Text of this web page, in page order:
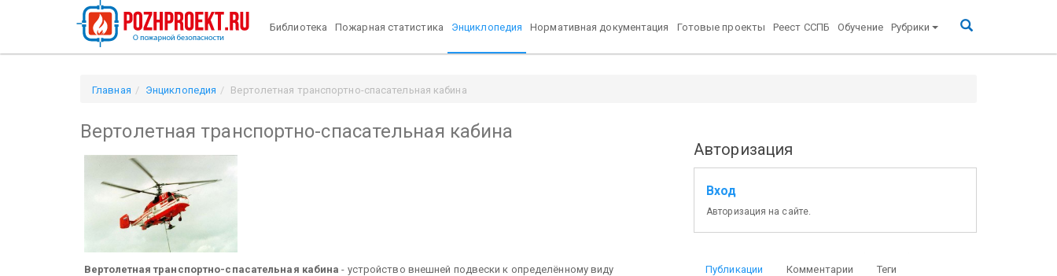
Библиотека Пожарная статистика Энциклопедия Нормативная документация Готовые проекты Реест ССПБ Обучение Рубрики
Главная Энциклопедия Вертолетная транспортно-спасательная кабина
Вертолетная транспортно-спасательная кабина
Вертолетная транспортно-спасательная кабина - устройство внешней подвески к определённому виду
Авторизация
Вход
Авторизация на сайте.
Публикации Комментарии Теги